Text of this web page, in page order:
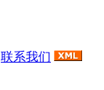
联系我们